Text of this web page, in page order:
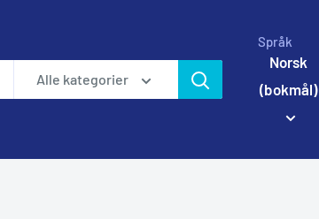
Alle kategorier
Språk
Norsk
(bokmål)